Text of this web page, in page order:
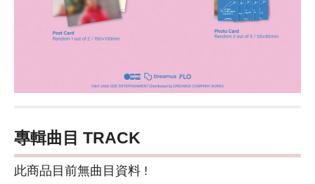
專輯曲目 TRACK
此商品目前無曲目資料 !